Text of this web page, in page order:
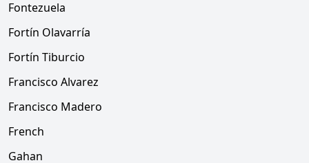
Fontezuela
Fortín Olavarría
Fortín Tiburcio
Francisco Alvarez
Francisco Madero
French
Gahan